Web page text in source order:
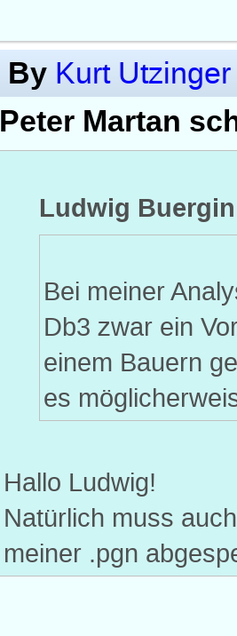
By Kurt Utzinger
Peter Martan
Ludwig
Bei meiner
Db3 zwar ein
einem Bauern
es
Hallo Ludwig!
Natürlich muss
meiner .pgn